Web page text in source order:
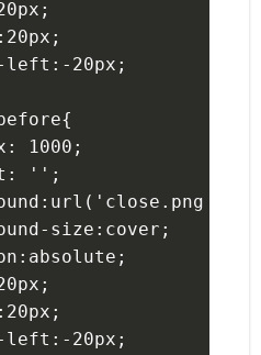
20px;
1000;
'';
size:cover;
20px;